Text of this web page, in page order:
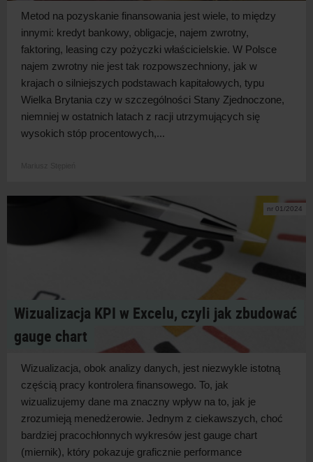
Metod na pozyskanie finansowania jest wiele, to między
innymi: kredyt bankowy, obligacje, najem zwrotny,
faktoring, leasing czy pożyczki właścicielskie. W Polsce
najem zwrotny nie jest tak rozpowszechniony, jak w
krajach o silniejszych podstawach kapitałowych, typu
Wielka Brytania czy w szczególności Stany Zjednoczone,
niemniej w ostatnich latach z racji utrzymujących się
wysokich stóp procentowych,...
nr 01/2024
Wizualizacja KPI w Excelu, czyli jak zbudować
gauge chart
Wizualizacja, obok analizy danych, jest niezwykle istotną
częścią pracy kontrolera finansowego. To, jak
wizualizujemy dane ma znaczny wpływ na to, jak je
zrozumieją menedżerowie. Jednym z ciekawszych, choć
bardziej pracochłonnych wykresów jest gauge chart
(miernik), który pokazuje graficznie performance